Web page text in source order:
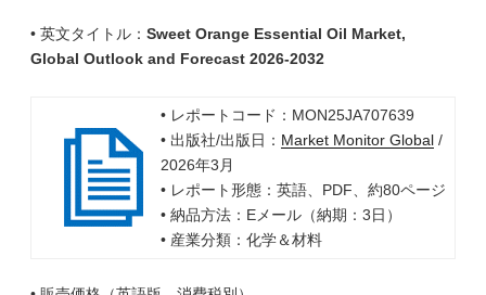
• 英文タイトル： Sweet Orange Essential Oil Market,
Global Outlook and Forecast 2026-2032
• レポートコード：MON25JA707639
• 出版社/出版日： Market Monitor Global/
2026年3月
• レポート形態：英語、PDF、約80ページ
• 納品方法：Eメール（納期：3日）
• 産業分類：化学＆材料